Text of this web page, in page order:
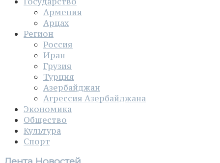
Армения
Арцах
Регион
Россия
Иран
Грузия
Турция
Азербайджан
Агрессия Азербайджана
Экономика
Общество
Культура
Спорт